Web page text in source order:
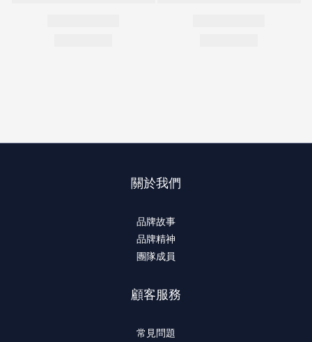
關於我們
品牌故事
品牌精神
團隊成員
顧客服務
常見問題